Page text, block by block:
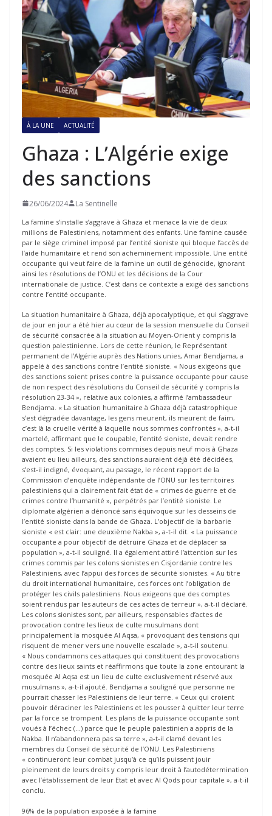
À LA UNE ACTUALITÉ
Ghaza : L’Algérie exige
des sanctions
26/06/2024 La Sentinelle
La famine s’installe s’aggrave à Ghaza et menace la vie de deux
millions de Palestiniens, notamment des enfants. Une famine causée
par le siège criminel imposé par l’entité sioniste qui bloque l’accès de
l’aide humanitaire et rend son acheminement impossible. Une entité
occupante qui veut faire de la famine un outil de génocide, ignorant
ainsi les résolutions de l’ONU et les décisions de la Cour
internationale de justice. C’est dans ce contexte a exigé des sanctions
contre l’entité occupante.
La situation humanitaire à Ghaza, déjà apocalyptique, et qui s’aggrave
de jour en jour a été hier au cœur de la session mensuelle du Conseil
de sécurité consacrée à la situation au Moyen-Orient y compris la
question palestinienne. Lors de cette réunion, le Représentant
permanent de l’Algérie auprès des Nations unies, Amar Bendjama, a
appelé à des sanctions contre l’entité sioniste. « Nous exigeons que
des sanctions soient prises contre la puissance occupante pour cause
de non respect des résolutions du Conseil de sécurité y compris la
résolution 23-34 », relative aux colonies, a affirmé l’ambassadeur
Bendjama. « La situation humanitaire à Ghaza déjà catastrophique
s’est dégradée davantage, les gens meurent, ils meurent de faim,
c’est là la cruelle vérité à laquelle nous sommes confrontés », a-t-il
martelé, affirmant que le coupable, l’entité sioniste, devait rendre
des comptes. Si les violations commises depuis neuf mois à Ghaza
avaient eu lieu ailleurs, des sanctions auraient déjà été décidées,
s’est-il indigné, évoquant, au passage, le récent rapport de la
Commission d’enquête indépendante de l’ONU sur les territoires
palestiniens qui a clairement fait état de « crimes de guerre et de
crimes contre l’humanité », perpétrés par l’entité sioniste. Le
diplomate algérien a dénoncé sans équivoque sur les desseins de
l’entité sioniste dans la bande de Ghaza. L’objectif de la barbarie
sioniste « est clair: une deuxième Nakba », a-t-il dit. « La puissance
occupante a pour objectif de détruire Ghaza et de déplacer sa
population », a-t-il souligné. Il a également attiré l’attention sur les
crimes commis par les colons sionistes en Cisjordanie contre les
Palestiniens, avec l’appui des forces de sécurité sionistes. « Au titre
du droit international humanitaire, ces forces ont l’obligation de
protéger les civils palestiniens. Nous exigeons que des comptes
soient rendus par les auteurs de ces actes de terreur », a-t-il déclaré.
Les colons sionistes sont, par ailleurs, responsables d’actes de
provocation contre les lieux de culte musulmans dont
principalement la mosquée Al Aqsa, « provoquant des tensions qui
risquent de mener vers une nouvelle escalade », a-t-il soutenu.
« Nous condamnons ces attaques qui constituent des provocations
contre des lieux saints et réaffirmons que toute la zone entourant la
mosquée Al Aqsa est un lieu de culte exclusivement réservé aux
musulmans », a-t-il ajouté. Bendjama a souligné que personne ne
pourrait chasser les Palestiniens de leur terre. « Ceux qui croient
pouvoir déraciner les Palestiniens et les pousser à quitter leur terre
par la force se trompent. Les plans de la puissance occupante sont
voués à l’échec (…) parce que le peuple palestinien a appris de la
Nakba. Il n’abandonnera pas sa terre », a-t-il clamé devant les
membres du Conseil de sécurité de l’ONU. Les Palestiniens
« continueront leur combat jusqu’à ce qu’ils puissent jouir
pleinement de leurs droits y compris leur droit à l’autodétermination
avec l’établissement de leur Etat et avec Al Qods pour capitale », a-t-il
conclu.
96% de la population exposée à la famine